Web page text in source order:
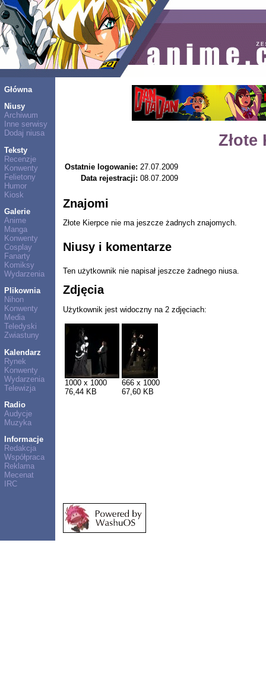
Główna
Niusy
Archiwum
Inne serwisy
Dodaj niusa
Teksty
Recenzje
Konwenty
Felietony
Humor
Kiosk
Galerie
Anime
Manga
Konwenty
Cosplay
Fanarty
Komiksy
Wydarzenia
Plikownia
Nihon
Konwenty
Media
Teledyski
Zwiastuny
Kalendarz
Rynek
Konwenty
Wydarzenia
Telewizja
Radio
Audycje
Muzyka
Informacje
Redakcja
Współpraca
Reklama
Mecenat
IRC
Złote
Ostatnie logowanie: 27.07.2009
Data rejestracji: 08.07.2009
Znajomi
Złote Kierpce nie ma jeszcze żadnych znajomych.
Niusy i komentarze
Ten użytkownik nie napisał jeszcze żadnego niusa.
Zdjęcia
Użytkownik jest widoczny na 2 zdjęciach:
1000 x 1000
76,44 KB
666 x 1000
67,60 KB